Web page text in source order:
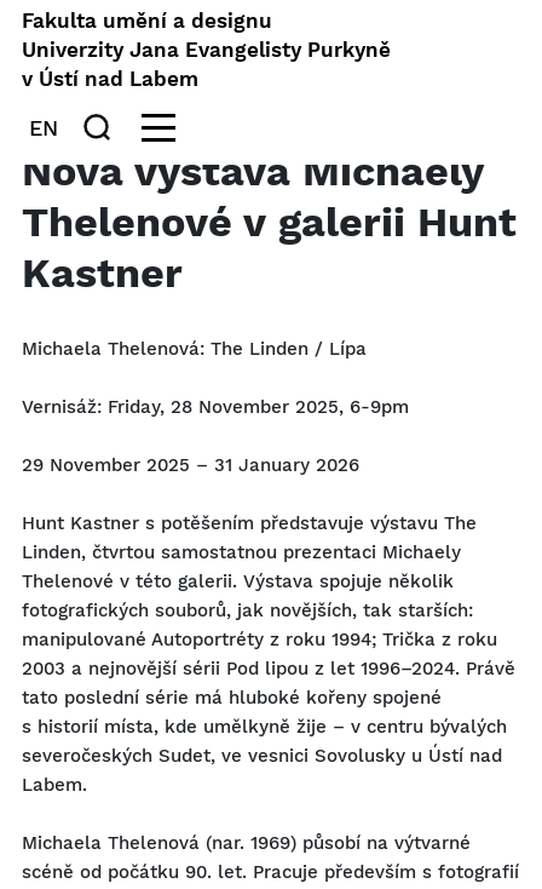
Fakulta umění a designu
Univerzity Jana Evangelisty Purkyně
v Ústí nad Labem
EN
Nová výstava Michaely
Thelenové v galerii Hunt
Kastner
Michaela Thelenová: The Linden / Lípa
Vernisáž: Friday, 28 November 2025, 6-9pm
29 November 2025 – 31 January 2026
Hunt Kastner s potěšením představuje výstavu The
Linden, čtvrtou samostatnou prezentaci Michaely
Thelenové v této galerii. Výstava spojuje několik
fotografických souborů, jak novějších, tak starších:
manipulované Autoportréty z roku 1994; Trička z roku
2003 a nejnovější sérii Pod lipou z let 1996–2024. Právě
tato poslední série má hluboké kořeny spojené
s historií místa, kde umělkyně žije – v centru bývalých
severočeských Sudet, ve vesnici Sovolusky u Ústí nad
Labem.
Michaela Thelenová (nar. 1969) působí na výtvarné
scéně od počátku 90. let. Pracuje především s fotografií